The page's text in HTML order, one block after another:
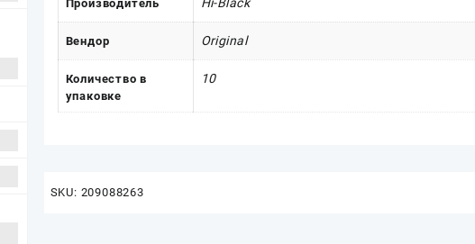
Производитель Hi-Black
Вендор Original
Количество в
упаковке
10
SKU: 209088263